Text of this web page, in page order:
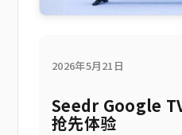
2026年5月21日
Seedr Google
抢先体验